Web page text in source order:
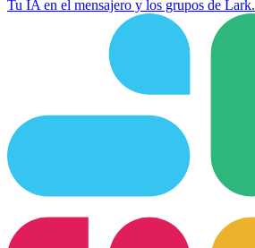
Tu IA en el mensajero y los grupos de Lark.